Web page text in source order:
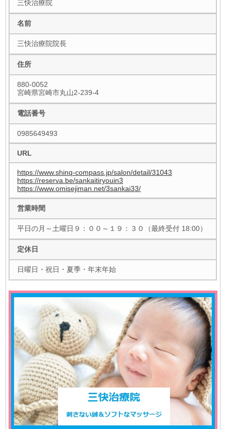
三快治療院
名前
三快治療院院長
住所
880-0052
宮崎県宮崎市丸山2-239-4
電話番号
0985649493
URL
https://www.shinq-compass.jp/salon/detail/31043
https://reserva.be/sankaitiryouin3
https://www.omisejiman.net/3sankai33/
営業時間
平日の月～土曜日９：００～１９：３０（最終受付 18:00）
定休日
日曜日・祝日・夏季・年末年始